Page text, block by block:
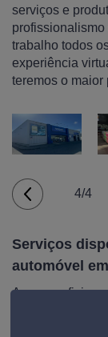
serviços e
trabalho todos
experiência
teremos o maior
4/4
Serviços
automóvel
A nossa oficina
Martins, foi